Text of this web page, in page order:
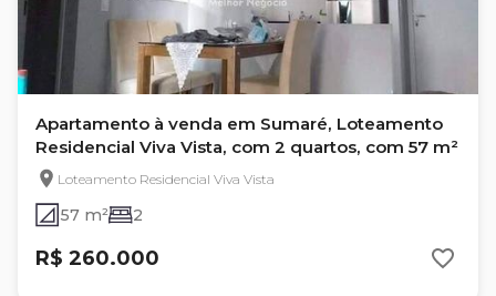
Apartamento à venda em Sumaré, Loteamento
Residencial Viva Vista, com 2 quartos, com 57 m²
Loteamento Residencial Viva Vista
57 m² 2
R$ 260.000